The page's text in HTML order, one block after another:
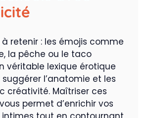
à retenir : les émojis comme
la pêche ou le taco
véritable lexique érotique
l’anatomie et les
créativité. Maîtriser ces
permet d’enrichir vos